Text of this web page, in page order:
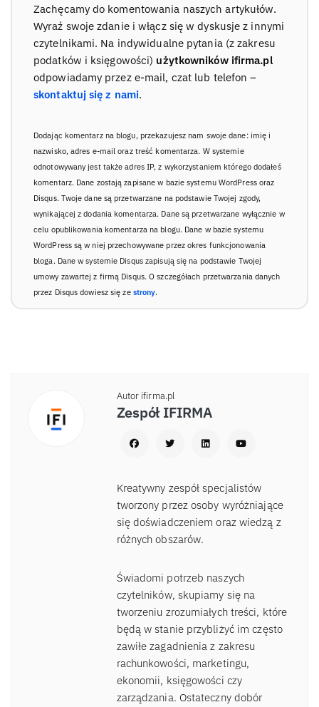
Zachęcamy do komentowania naszych artykułów.
Wyraź swoje zdanie i włącz się w dyskusje z innymi
czytelnikami. Na indywidualne pytania (z zakresu
podatków i księgowości) użytkowników ifirma.pl
odpowiadamy przez e-mail, czat lub telefon –
skontaktuj się z nami.
Dodając komentarz na blogu, przekazujesz nam swoje dane: imię i
nazwisko, adres e-mail oraz treść komentarza. W systemie
odnotowywany jest także adres IP, z wykorzystaniem którego dodałeś
komentarz. Dane zostają zapisane w bazie systemu WordPress oraz
Disqus. Twoje dane są przetwarzane na podstawie Twojej zgody,
wynikającej z dodania komentarza. Dane są przetwarzane wyłącznie w
celu opublikowania komentarza na blogu. Dane w bazie systemu
WordPress są w niej przechowywane przez okres funkcjonowania
bloga. Dane w systemie Disqus zapisują się na podstawie Twojej
umowy zawartej z firmą Disqus. O szczegółach przetwarzania danych
przez Disqus dowiesz się ze strony.
Autor ifirma.pl
Zespół IFIRMA
Kreatywny zespół specjalistów
tworzony przez osoby wyróżniające
się doświadczeniem oraz wiedzą z
różnych obszarów.
Świadomi potrzeb naszych
czytelników, skupiamy się na
tworzeniu zrozumiałych treści, które
będą w stanie przybliżyć im często
zawiłe zagadnienia z zakresu
rachunkowości, marketingu,
ekonomii, księgowości czy
zarządzania. Ostateczny dobór